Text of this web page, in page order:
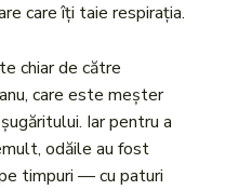
care îți taie respirația.
chiar de către
care este meșter
Iar pentru a
odăile au fost
timpuri — cu paturi